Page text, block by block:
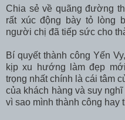
Chia sẻ về quãng đường
rất xúc động bày tỏ lòng
người chị đã tiếp sức cho
Bí quyết thành công Yến
kịp xu hướng làm đẹp
trọng nhất chính là cái tâm
của khách hàng và suy
vì sao mình thành công hay